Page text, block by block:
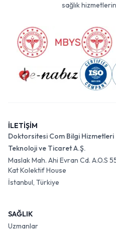
sağlık
İLETİŞİM
Doktorsitesi Com Bilgi Hizmetleri
Teknoloji ve Ticaret A.Ş.
Maslak Mah. Ahi Evran Cd. A.O.S
Kat Kolektif House
İstanbul, Türkiye
SAĞLIK
Uzmanlar